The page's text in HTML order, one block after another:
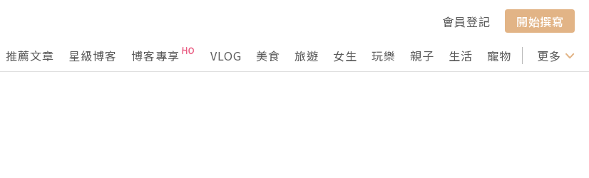
會員登記
開始撰寫
推薦文章 星級博客 博客專享 VLOG 美食 旅遊 女生 玩樂 親子 生活 寵物 行山 打卡
更多